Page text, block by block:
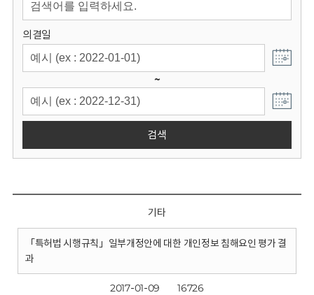
의결일
~
검색
기타
「특허법 시행규칙」일부개정안에 대한 개인정보 침해요인 평가 결
과
2017-01-09 16726